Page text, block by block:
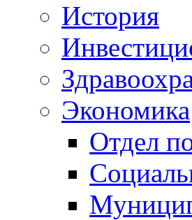
История
Экономика
Отдел